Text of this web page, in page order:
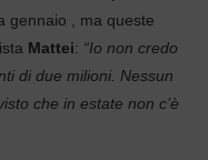
gennaio , ma queste
Mattei: “Io non credo
di due milioni. Nessun
che in estate non c’è